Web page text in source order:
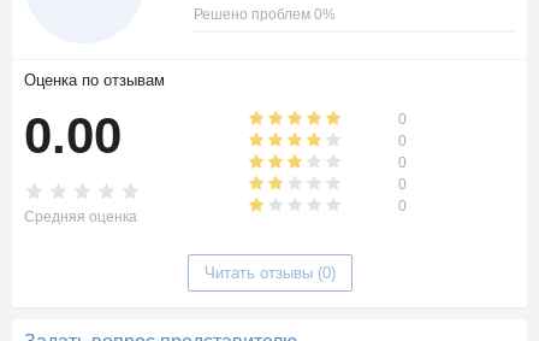
Решено проблем 0%
Оценка по отзывам
0.00
Средняя оценка
0
0
0
0
0
Читать отзывы (0)